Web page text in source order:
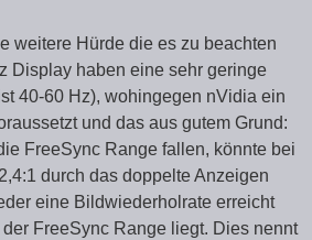
weitere Hürde die es zu beachten
Display haben eine sehr geringe
40-60 Hz), wohingegen nVidia ein
und das aus gutem Grund:
FreeSync Range fallen, könnte bei
durch das doppelte Anzeigen
eine Bildwiederholrate erreicht
FreeSync Range liegt. Dies nennt